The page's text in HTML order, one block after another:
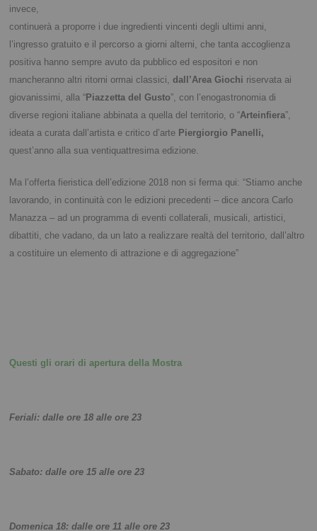
invece,
continuerà a proporre i due ingredienti vincenti degli ultimi anni,
l’ingresso gratuito e il percorso a giorni alterni, che tanta accoglienza
positiva hanno sempre avuto da pubblico ed espositori e non
mancheranno altri ritorni ormai classici,dall’Area Giochi riservata ai
giovanissimi, alla “ Piazzetta del Gusto”, con l’enogastronomia di
diverse regioni italiane abbinata a quella del territorio, o “Arteinfiera”,
ideata a curata dall’artista e critico d’arte Piergiorgio Panelli,
quest’anno alla sua ventiquattresima edizione.
Ma l’offerta fieristica dell’edizione 2018 non si ferma qui: “Stiamo anche
lavorando, in continuità con le edizioni precedenti – dice ancora Carlo
Manazza – ad un programma di eventi collaterali, musicali, artistici,
dibattiti, che vadano, da un lato a realizzare realtà del territorio, dall’altro
a costituire un elemento di attrazione e di aggregazione”
Questi gli orari di apertura della Mostra
Feriali: dalle ore 18 alle ore 23
Sabato: dalle ore 15 alle ore 23
Domenica 18: dalle ore 11 alle ore 23